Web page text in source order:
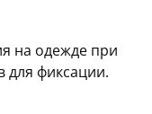
на одежде при
для фиксации.